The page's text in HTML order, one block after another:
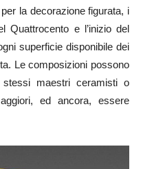
la decorazione figurata, i
Quattrocento e l’inizio del
superficie disponibile dei
Le composizioni possono
stessi maestri ceramisti o
ed ancora, essere